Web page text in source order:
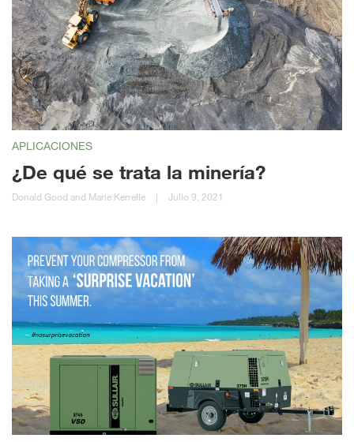
APLICACIONES
¿De qué se trata la minería?
Donald Good and Marie Kerrelle | Julio 9, 2021